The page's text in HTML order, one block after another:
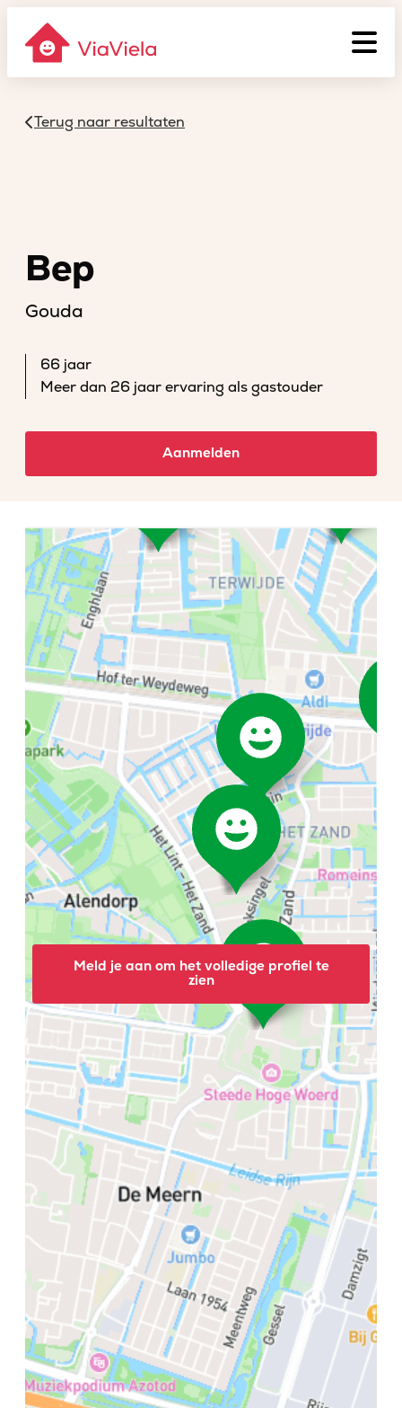
Terug naar resultaten
Bep
Gouda
66 jaar
Meer dan 26 jaar ervaring als gastouder
Aanmelden
Meld je aan om het volledige profiel te
zien